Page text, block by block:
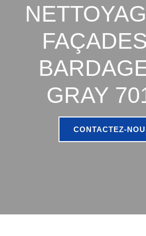
GRAY
CONTACTEZ-